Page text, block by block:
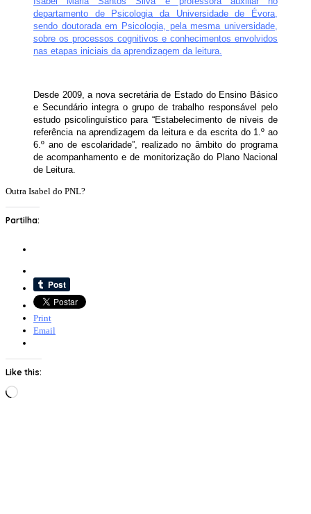
departamento de Psicologia da Universidade de Évora,
sendo doutorada em Psicologia, pela mesma universidade,
sobre os processos cognitivos e conhecimentos envolvidos
nas etapas iniciais da aprendizagem da leitura.
Desde 2009, a nova secretária de Estado do Ensino Básico
e Secundário integra o grupo de trabalho responsável pelo
estudo psicolinguístico para “Estabelecimento de níveis de
referência na aprendizagem da leitura e da escrita do 1.º ao
6.º ano de escolaridade”, realizado no âmbito do programa
de acompanhamento e de monitorização do Plano Nacional
de Leitura.
Outra Isabel do PNL?
Partilha:
Print
Email
Like this:
Loading…